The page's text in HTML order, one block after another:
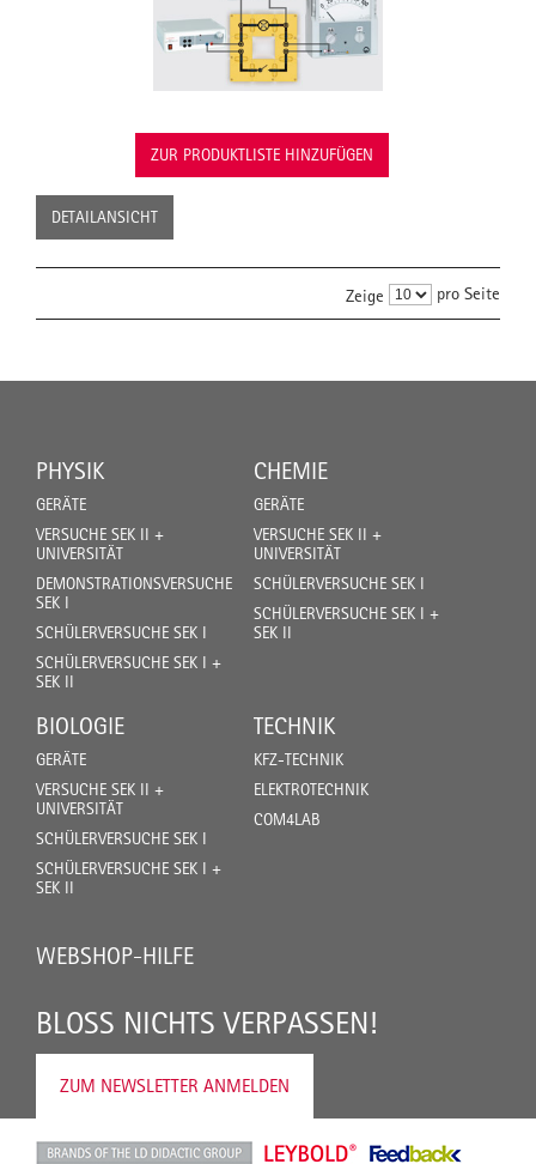
ZUR PRODUKTLISTE HINZUFÜGEN
DETAILANSICHT
Zeige pro Seite
PHYSIK
GERÄTE
VERSUCHE SEK II +
UNIVERSITÄT
DEMONSTRATIONSVERSUCHE
SEK I
SCHÜLERVERSUCHE SEK I
SCHÜLERVERSUCHE SEK I +
SEK II
CHEMIE
GERÄTE
VERSUCHE SEK II +
UNIVERSITÄT
SCHÜLERVERSUCHE SEK I
SCHÜLERVERSUCHE SEK I +
SEK II
BIOLOGIE
GERÄTE
VERSUCHE SEK II +
UNIVERSITÄT
SCHÜLERVERSUCHE SEK I
SCHÜLERVERSUCHE SEK I +
SEK II
TECHNIK
KFZ-TECHNIK
ELEKTROTECHNIK
COM4LAB
WEBSHOP-HILFE
BLOSS NICHTS VERPASSEN!
ZUM NEWSLETTER ANMELDEN